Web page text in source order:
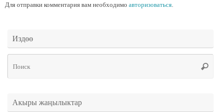
Для отправки комментария вам необходимо авторизоваться.
Издөө
Поиск
Акыры жаңылыктар